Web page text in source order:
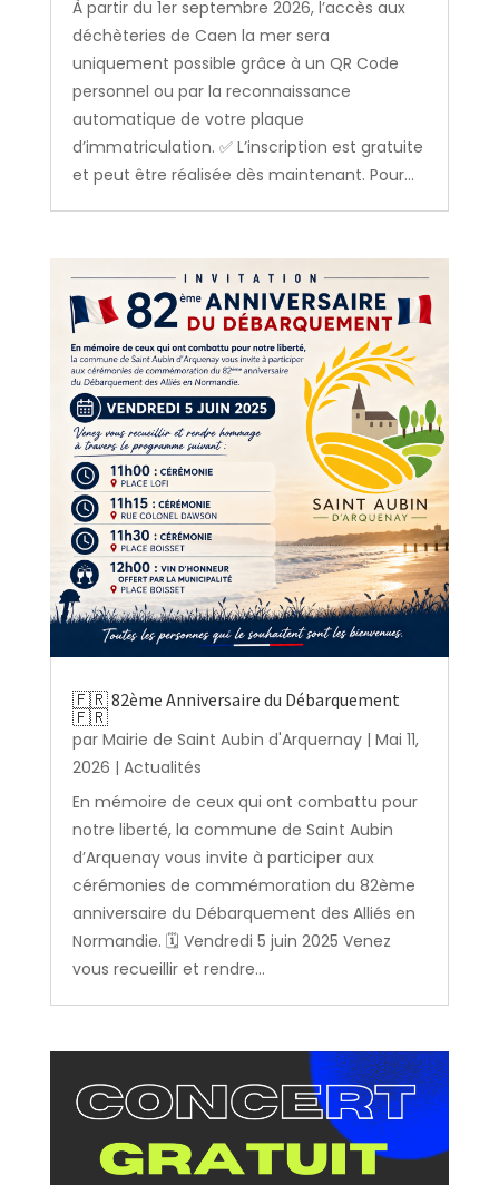
À partir du 1er septembre 2026, l’accès aux
déchèteries de Caen la mer sera
uniquement possible grâce à un QR Code
personnel ou par la reconnaissance
automatique de votre plaque
d’immatriculation. ✅ L’inscription est gratuite
et peut être réalisée dès maintenant. Pour...
🇫🇷 82ème Anniversaire du Débarquement
🇫🇷
par Mairie de Saint Aubin d'Arquernay| Mai 11,
2026 | Actualités
En mémoire de ceux qui ont combattu pour
notre liberté, la commune de Saint Aubin
d’Arquenay vous invite à participer aux
cérémonies de commémoration du 82ème
anniversaire du Débarquement des Alliés en
Normandie. 🗓️ Vendredi 5 juin 2025 Venez
vous recueillir et rendre...